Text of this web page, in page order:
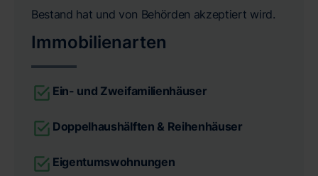
Bestand hat und von Behörden akzeptiert wird.
Immobilienarten
Ein- und Zweifamilienhäuser
Doppelhaushälften & Reihenhäuser
Eigentumswohnungen